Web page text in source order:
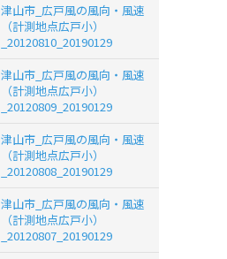
津山市_広戸風の風向・風速
（計測地点広戸小）
_20120810_20190129
津山市_広戸風の風向・風速
（計測地点広戸小）
_20120809_20190129
津山市_広戸風の風向・風速
（計測地点広戸小）
_20120808_20190129
津山市_広戸風の風向・風速
（計測地点広戸小）
_20120807_20190129